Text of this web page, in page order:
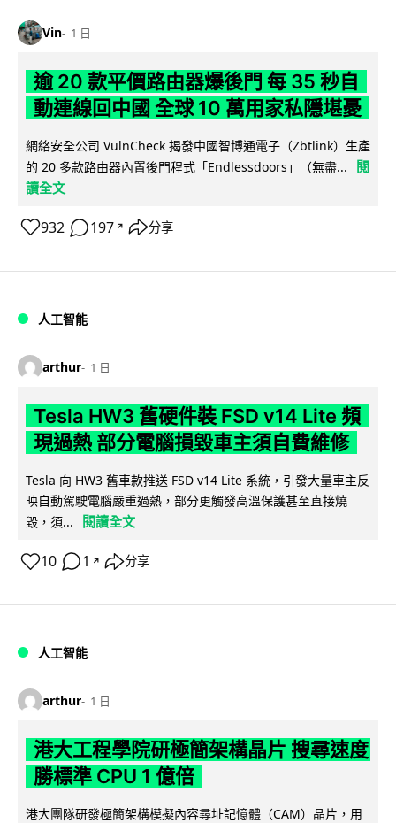
Vin 1 日
逾 20 款平價路由器爆後門 每 35 秒自
動連線回中國 全球 10 萬用家私隱堪憂
網絡安全公司 VulnCheck 揭發中國智博通電子（Zbtlink）生產
的 20 多款路由器內置後門程式「Endlessdoors」（無盡...
閱
讀全文
932 197 ↗ 分享
人工智能
arthur 1 日
Tesla HW3 舊硬件裝 FSD v14 Lite 頻
現過熱 部分電腦損毀車主須自費維修
Tesla 向 HW3 舊車款推送 FSD v14 Lite 系統，引發大量車主反
映自動駕駛電腦嚴重過熱，部分更觸發高溫保護甚至直接燒
毀，須...
閱讀全文
10 1 ↗ 分享
人工智能
arthur 1 日
港大工程學院研極簡架構晶片 搜尋速度
勝標準 CPU 1 億倍
港大團隊研發極簡架構模擬內容尋址記憶體（CAM）晶片，用